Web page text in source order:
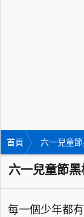
首頁 六一兒童
六一兒童節
每一個少年都